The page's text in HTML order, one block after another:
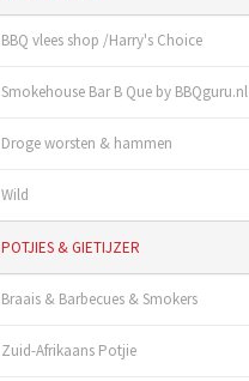
BBQ vlees shop /Harry's Choice
Smokehouse Bar B Que by BBQguru.nl
Droge worsten & hammen
Wild
POTJIES & GIETIJZER
Braais & Barbecues & Smokers
Zuid-Afrikaans Potjie